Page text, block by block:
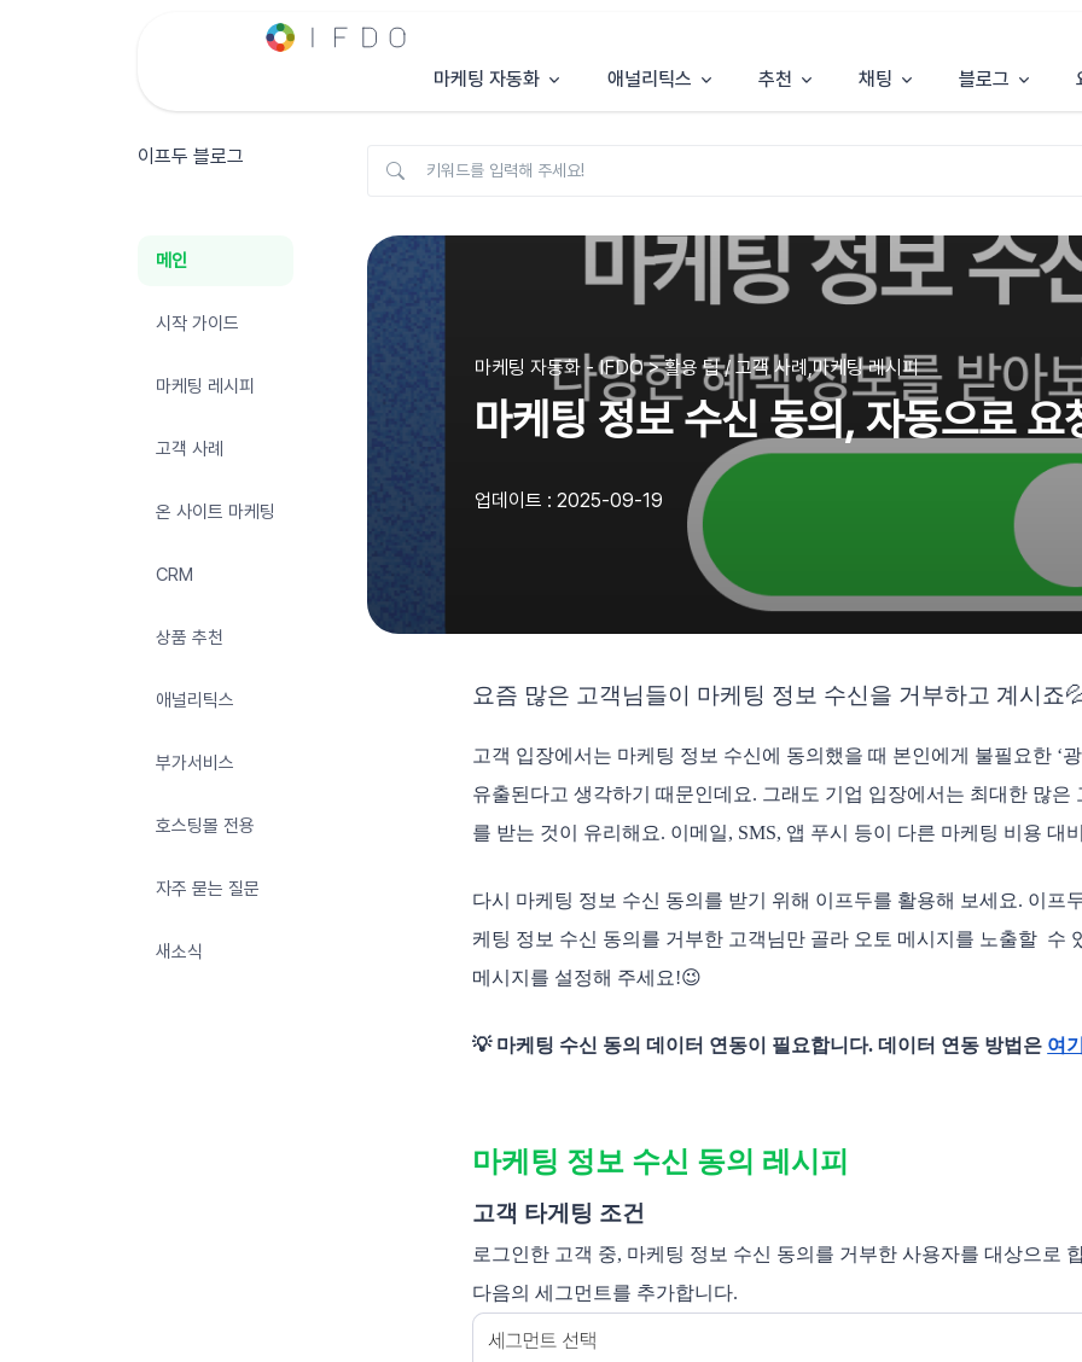
마케팅 자동화 애널리틱스 추천 채팅 블로그
이프두 블로그
마케팅 자동화 - IFDO > 활용 팁 / 고객 사례,마케팅 레시피
마케팅 정보 수신 동의, 자동으로 요
업데이트 : 2025-09-19
요즘 많은 고객님들이 마케팅 정보 수신을 거부하고 계시죠
고객 입장에서는 마케팅 정보 수신에 동의했을 때 본인에게 불필요한 ‘
유출된다고 생각하기 때문인데요. 그래도 기업 입장에서는 최대한 많은
를 받는 것이 유리해요. 이메일, SMS, 앱 푸시 등이 다른 마케팅 비용 대
다시 마케팅 정보 수신 동의를 받기 위해 이프두를 활용해 보세요. 이프
케팅 정보 수신 동의를 거부한 고객님만 골라 오토 메시지를 노출할  수
메시지를 설정해 주세요!😉
💡 마케팅 수신 동의 데이터 연동이 필요합니다. 데이터 연동 방법은 여
마케팅 정보 수신 동의 레시피
고객 타게팅 조건
로그인한 고객 중, 마케팅 정보 수신 동의를 거부한 사용자를 대상으로
다음의 세그먼트를 추가합니다.
메인
시작 가이드
마케팅 레시피
고객 사례
온 사이트 마케팅
CRM
상품 추천
애널리틱스
부가서비스
호스팅몰 전용
자주 묻는 질문
새소식